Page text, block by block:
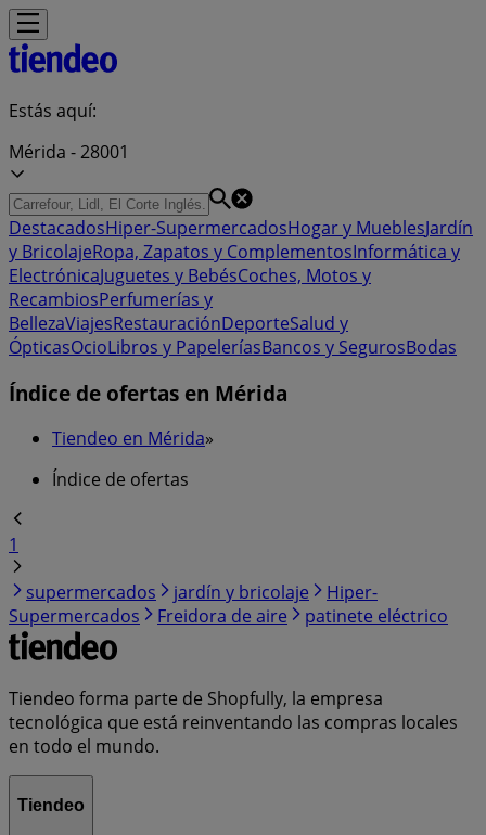
Estás aquí:
Mérida - 28001
DestacadosHiper-SupermercadosHogar y MueblesJardín
y BricolajeRopa, Zapatos y ComplementosInformática y
ElectrónicaJuguetes y BebésCoches, Motos y
RecambiosPerfumerías y
BellezaViajesRestauraciónDeporteSalud y
ÓpticasOcioLibros y PapeleríasBancos y SegurosBodas
Índice de ofertas en Mérida
Tiendeo en Mérida»
Índice de ofertas
1
supermercados
jardín y bricolaje
Hiper-
Supermercados
Freidora de aire patinete eléctrico
Tiendeo forma parte de Shopfully, la empresa
tecnológica que está reinventando las compras locales
en todo el mundo.
Tiendeo